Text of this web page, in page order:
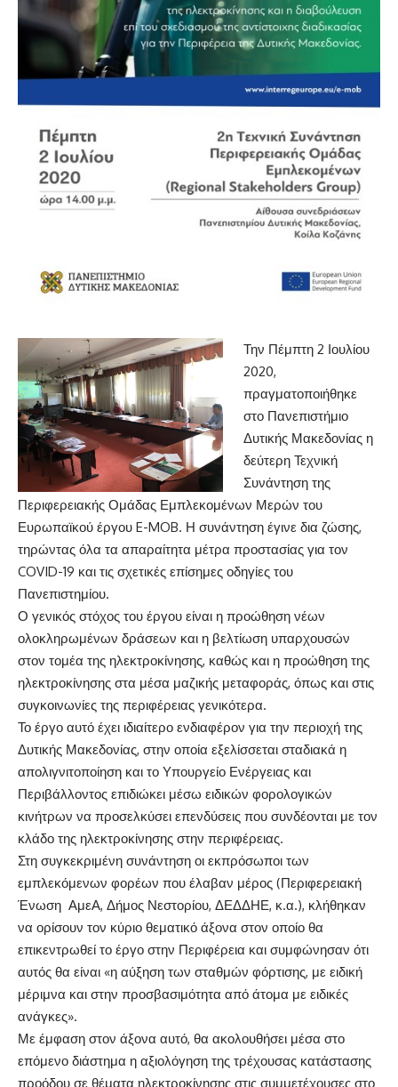
Την Πέμπτη 2 Ιουλίου
2020,
πραγματοποιήθηκε
στο Πανεπιστήμιο
Δυτικής Μακεδονίας η
δεύτερη Τεχνική
Συνάντηση της
Περιφερειακής Ομάδας Εμπλεκομένων Μερών του
Ευρωπαϊκού έργου E-MOB. Η συνάντηση έγινε δια ζώσης,
τηρώντας όλα τα απαραίτητα μέτρα προστασίας για τον
COVID-19 και τις σχετικές επίσημες οδηγίες του
Πανεπιστημίου.
Ο γενικός στόχος του έργου είναι η προώθηση νέων
ολοκληρωμένων δράσεων και η βελτίωση υπαρχουσών
στον τομέα της ηλεκτροκίνησης, καθώς και η προώθηση της
ηλεκτροκίνησης στα μέσα μαζικής μεταφοράς, όπως και στις
συγκοινωνίες της περιφέρειας γενικότερα.
Το έργο αυτό έχει ιδιαίτερο ενδιαφέρον για την περιοχή της
Δυτικής Μακεδονίας, στην οποία εξελίσσεται σταδιακά η
απολιγνιτοποίηση και το Υπουργείο Ενέργειας και
Περιβάλλοντος επιδιώκει μέσω ειδικών φορολογικών
κινήτρων να προσελκύσει επενδύσεις που συνδέονται με τον
κλάδο της ηλεκτροκίνησης στην περιφέρειας.
Στη συγκεκριμένη συνάντηση οι εκπρόσωποι των
εμπλεκόμενων φορέων που έλαβαν μέρος (Περιφερειακή
Ένωση ΑμεΑ, Δήμος Νεστορίου, ΔΕΔΔΗΕ, κ.α.), κλήθηκαν
να ορίσουν τον κύριο θεματικό άξονα στον οποίο θα
επικεντρωθεί το έργο στην Περιφέρεια και συμφώνησαν ότι
αυτός θα είναι «η αύξηση των σταθμών φόρτισης, με ειδική
μέριμνα και στην προσβασιμότητα από άτομα με ειδικές
ανάγκες».
Με έμφαση στον άξονα αυτό, θα ακολουθήσει μέσα στο
επόμενο διάστημα η αξιολόγηση της τρέχουσας κατάστασης
προόδου σε θέματα ηλεκτροκίνησης στις συμμετέχουσες στο